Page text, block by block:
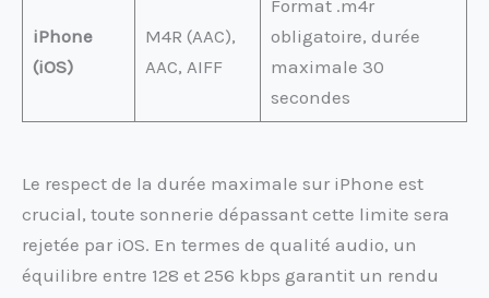
iPhone
(iOS)
M4R (AAC),
AAC, AIFF
Format .m4r
obligatoire, durée
maximale 30
secondes
Le respect de la durée maximale sur iPhone est
crucial, toute sonnerie dépassant cette limite sera
rejetée par iOS. En termes de qualité audio, un
équilibre entre 128 et 256 kbps garantit un rendu